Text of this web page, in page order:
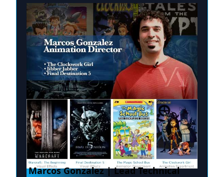
Marcos Gonzalez | Lead Technical